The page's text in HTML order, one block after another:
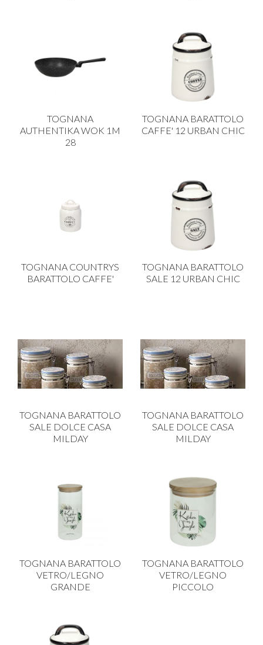
TOGNANA
AUTHENTIKA WOK 1M
28
TOGNANA BARATTOLO
CAFFE' 12 URBAN CHIC
TOGNANA COUNTRYS
BARATTOLO CAFFE'
TOGNANA BARATTOLO
SALE 12 URBAN CHIC
TOGNANA BARATTOLO
SALE DOLCE CASA
MILDAY
TOGNANA BARATTOLO
SALE DOLCE CASA
MILDAY
TOGNANA BARATTOLO
VETRO/LEGNO
GRANDE
TOGNANA BARATTOLO
VETRO/LEGNO
PICCOLO